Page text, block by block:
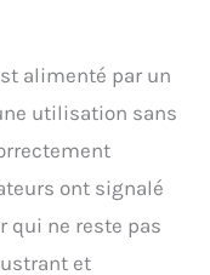
alimenté par un
utilisation sans
ont signalé
qui ne reste pas
et